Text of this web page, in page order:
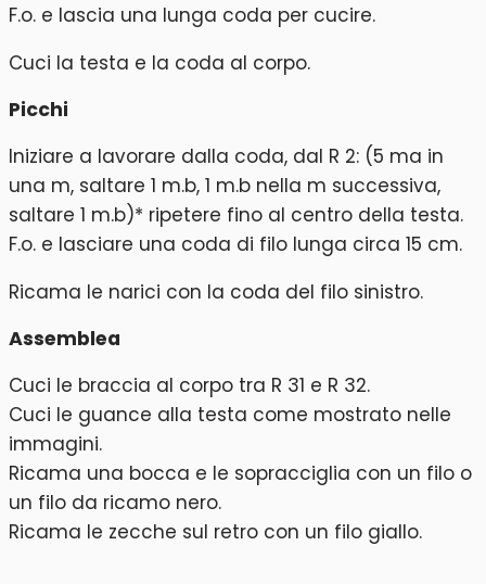
F.o. e lascia una lunga coda per cucire.
Cuci la testa e la coda al corpo.
Picchi
Iniziare a lavorare dalla coda, dal R 2: (5 ma in
una m, saltare 1 m.b, 1 m.b nella m successiva,
saltare 1 m.b)* ripetere fino al centro della testa.
F.o. e lasciare una coda di filo lunga circa 15 cm.
Ricama le narici con la coda del filo sinistro.
Assemblea
Cuci le braccia al corpo tra R 31 e R 32.
Cuci le guance alla testa come mostrato nelle
immagini.
Ricama una bocca e le sopracciglia con un filo o
un filo da ricamo nero.
Ricama le zecche sul retro con un filo giallo.